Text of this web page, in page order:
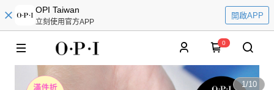
OPI Taiwan
立刻使用官方APP
開啟APP
0
1/10